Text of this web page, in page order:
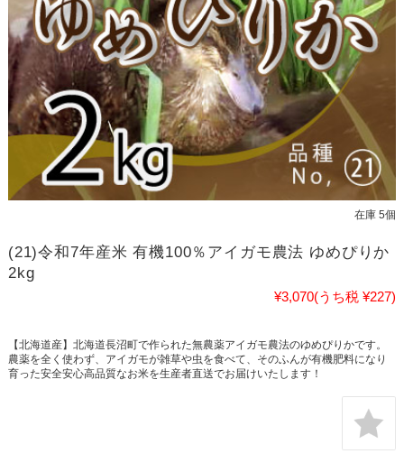
在庫 5個
(21)令和7年産米 有機100％アイガモ農法 ゆめぴりか
2kg
¥3,070(うち税 ¥227)
【北海道産】北海道長沼町で作られた無農薬アイガモ農法のゆめぴりかです。
農薬を全く使わず、アイガモが雑草や虫を食べて、そのふんが有機肥料になり
育った安全安心高品質なお米を生産者直送でお届けいたします！